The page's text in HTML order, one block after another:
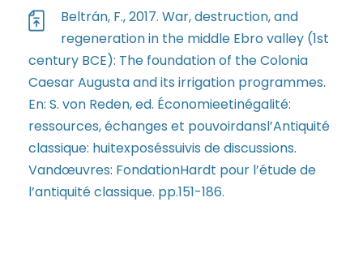
Beltrán, F., 2017. War, destruction, and
regeneration in the middle Ebro valley (1st
century BCE): The foundation of the Colonia
Caesar Augusta and its irrigation programmes.
En: S. von Reden, ed. Économieetinégalité:
ressources, échanges et pouvoirdansl’Antiquité
classique: huitexposéssuivis de discussions.
Vandœuvres: FondationHardt pour l’étude de
l’antiquité classique. pp.151-186.